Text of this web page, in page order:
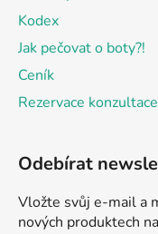
Kodex
Jak pečovat o boty?!
Ceník
Rezervace konzultace
Odebírat
Vložte svůj e-mail a
nových produktech